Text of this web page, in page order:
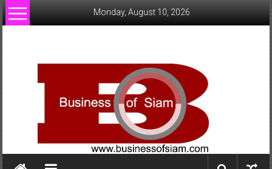
Skip
to
Monday, August 10, 2026